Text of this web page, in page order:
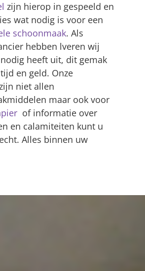
zijn hierop in gespeeld en
wat nodig is voor een
schoonmaak. Als
hebben lveren wij
heeft uit, dit gemak
en geld. Onze
niet allen
maar ook voor
of informatie over
en calamiteiten kunt u
Alles binnen uw